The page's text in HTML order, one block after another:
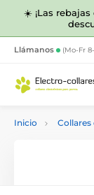
☀️ ¡Las rebajas
Llámanos (Mo-Fr
Inicio